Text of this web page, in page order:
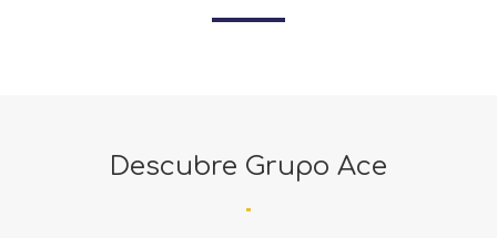
Descubre Grupo Ace